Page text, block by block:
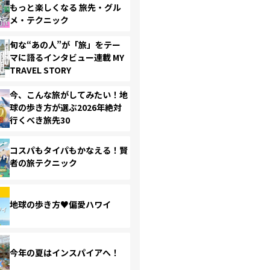
もっと楽しくなる 旅先・グル
メ・テクニック
旬な“あの人”が「旅」をテー
マに語るインタビュー連載 MY
TRAVEL STORY
今、こんな旅がしてみたい！地
球の歩き方が選ぶ2026年絶対
行くべき旅先30
コスパもタイパもかなえる！賢
者の旅テクニック
地球の歩き方♥偏愛ハワイ
今年の夏はインスパイアへ！